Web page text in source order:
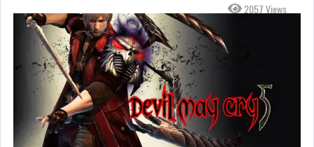
2057 Views